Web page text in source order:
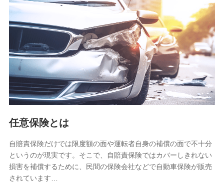
【共同して利用される利用データの項目】
当社又は株式会社NTTドコモがサービス提供等を通じて取得
した、以下の情報などの個人データ
基本情報
氏名、電話番号、メールアドレス、お客さまの識別子、
属性、連絡先、dポイントサービスのご利用に関する情
報。例として、dポイントカード番号、性別、年齢、家族
構成、住所、dポイント残高、dポイント利用履歴などが
含まれます。
当社又は株式会社NTTドコモが提供する各種サービスな
又は株式会社NTTドコモが提供する各種サービスのご契
約状態・ご利用履歴インターネット利用時の行動に関す
る情報、アプリケーション利用時の行動に関する情報、
購入されたサービスや商品の名称・購入場所・決済に関
する情報、アンケートの回答に関する情報などが含まれ
任意保険とは
自賠責保険だけでは限度額の面や運転者自身の補償の面で不十分
というのが現実です。そこで、自賠責保険ではカバーしきれない
損害を補償するために、民間の保険会社などで自動車保険が販売
されています…